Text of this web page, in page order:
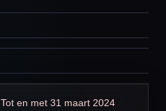
Tot en met 31 maart 2024